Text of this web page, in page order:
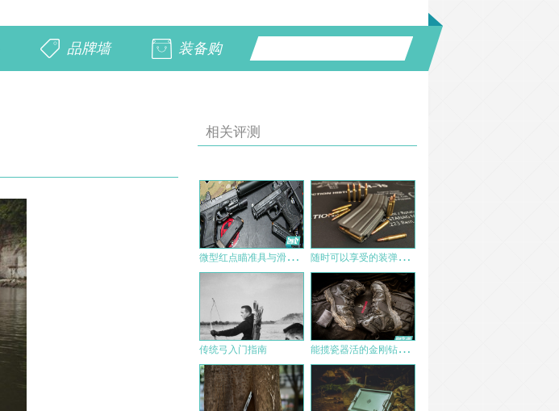
品牌墙 装备购
相关评测
微
型红点瞄准具与滑架减重对于手枪的利弊分析 随
时可以享受的装弹快感：简评ERA45%弹匣模型
传统弓入门指南 能
揽瓷器活的金刚钻——鼎峰防务6寸“斥候”轻型城市作战靴测评